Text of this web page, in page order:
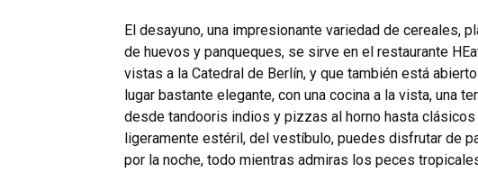
El desayuno, una impresionante variedad de cereales,
de huevos y panqueques, se sirve en el restaurante
vistas a la Catedral de Berlín, y que también está
lugar bastante elegante, con una cocina a la vista, una
desde tandooris indios y pizzas al horno hasta clásicos
ligeramente estéril, del vestíbulo, puedes disfrutar de
por la noche, todo mientras admiras los peces